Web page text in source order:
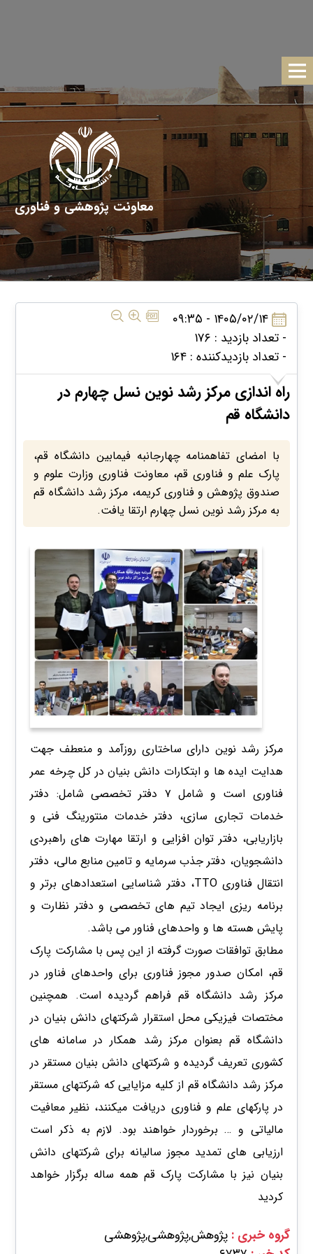
معاونت پژوهشی و فناوری
۱۴۰۵/۰۲/۱۴ - ۰۹:۳۵
- تعداد بازدید : ۱۷۶
- تعداد بازدیدکننده : ۱۶۴
راه اندازی مرکز رشد نوین نسل چهارم در
دانشگاه قم
با امضای تفاهمنامه چهارجانبه فیمابین دانشگاه قم،
پارک علم و فناوری قم، معاونت فناوری وزارت علوم و
صندوق پژوهش و فناوری کریمه، مرکز رشد دانشگاه قم
به مرکز رشد نوین نسل چهارم ارتقا یافت.
مرکز رشد نوین دارای ساختاری روزآمد و منعطف جهت
هدایت ایده ها و ابتکارات دانش بنیان در کل چرخه عمر
فناوری است و شامل ۷ دفتر تخصصی شامل: دفتر
خدمات تجاری سازی، دفتر خدمات منتورینگ فنی و
بازاریابی، دفتر توان افزایی و ارتقا مهارت های راهبردی
دانشجویان، دفتر جذب سرمایه و تامین منابع مالی، دفتر
انتقال فناوری TTO، دفتر شناسایی استعدادهای برتر و
برنامه ریزی ایجاد تیم های تخصصی و دفتر نظارت و
پایش هسته ها و واحدهای فناور می باشد.
مطابق توافقات صورت گرفته از این پس با مشارکت پارک
قم، امکان صدور مجوز فناوری برای واحدهای فناور در
مرکز رشد دانشگاه قم فراهم گردیده است. همچنین
مختصات فیزیکی محل استقرار شرکتهای دانش بنیان در
دانشگاه قم بعنوان مرکز رشد همکار در سامانه های
کشوری تعریف گردیده و شرکتهای دانش بنیان مستقر در
مرکز رشد دانشگاه قم از کلیه مزایایی که شرکتهای مستقر
در پارکهای علم و فناوری دریافت میکنند، نظیر معافیت
مالیاتی و … برخوردار خواهند بود. لازم به ذکر است
ارزیابی های تمدید مجوز سالیانه برای شرکتهای دانش
بنیان نیز با مشارکت پارک قم همه ساله برگزار خواهد
کردید
گروه خبری :پژوهش,پژوهشی,پژوهشی